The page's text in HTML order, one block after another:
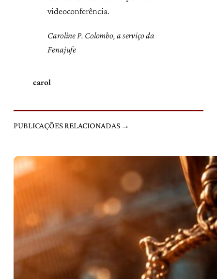
videoconferência.
Caroline P. Colombo, a serviço da
Fenajufe
carol
PUBLICAÇÕES RELACIONADAS →